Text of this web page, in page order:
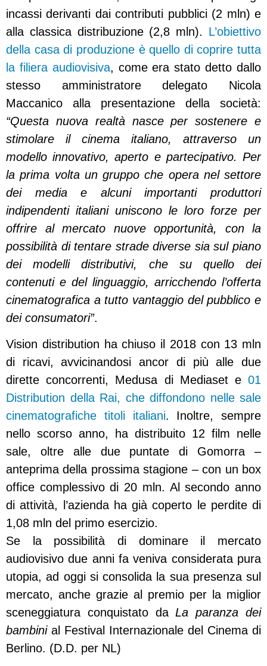
incassi derivanti dai contributi pubblici (2 mln) e
alla classica distribuzione (2,8 mln). L’obiettivo
della casa di produzione è quello di coprire tutta
la filiera audiovisiva, come era stato detto dallo
stesso amministratore delegato Nicola
Maccanico alla presentazione della società:
“Questa nuova realtà nasce per sostenere e
stimolare il cinema italiano, attraverso un
modello innovativo, aperto e partecipativo. Per
la prima volta un gruppo che opera nel settore
dei media e alcuni importanti produttori
indipendenti italiani uniscono le loro forze per
offrire al mercato nuove opportunità, con la
possibilità di tentare strade diverse sia sul piano
dei modelli distributivi, che su quello dei
contenuti e del linguaggio, arricchendo l’offerta
cinematografica a tutto vantaggio del pubblico e
dei consumatori”.
Vision distribution ha chiuso il 2018 con 13 mln
di ricavi, avvicinandosi ancor di più alle due
dirette concorrenti, Medusa di Mediaset e 01
Distribution della Rai, che diffondono nelle sale
cinematografiche titoli italiani. Inoltre, sempre
nello scorso anno, ha distribuito 12 film nelle
sale, oltre alle due puntate di Gomorra –
anteprima della prossima stagione – con un box
office complessivo di 20 mln. Al secondo anno
di attività, l’azienda ha già coperto le perdite di
1,08 mln del primo esercizio.
Se la possibilità di dominare il mercato
audiovisivo due anni fa veniva considerata pura
utopia, ad oggi si consolida la sua presenza sul
mercato, anche grazie al premio per la miglior
sceneggiatura conquistato daLa paranza dei
bambinial Festival Internazionale del Cinema di
Berlino. (D.D. per NL)